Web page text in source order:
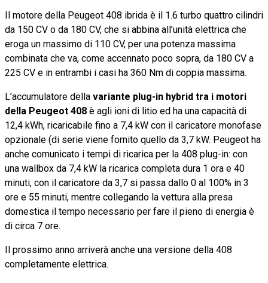
Il motore della Peugeot 408 ibrida è il 1.6 turbo quattro cilindri
da 150 CV o da 180 CV, che si abbina all’unità elettrica che
eroga un massimo di 110 CV, per una potenza massima
combinata che va, come accennato poco sopra, da 180 CV a
225 CV e in entrambi i casi ha 360 Nm di coppia massima.
L’accumulatore della variante plug-in hybrid tra i motori
della Peugeot 408 è agli ioni di litio ed ha una capacità di
12,4 kWh, ricaricabile fino a 7,4 kW con il caricatore monofase
opzionale (di serie viene fornito quello da 3,7 kW. Peugeot ha
anche comunicato i tempi di ricarica per la 408 plug-in: con
una wallbox da 7,4 kW la ricarica completa dura 1 ora e 40
minuti, con il caricatore da 3,7 si passa dallo 0 al 100% in 3
ore e 55 minuti, mentre collegando la vettura alla presa
domestica il tempo necessario per fare il pieno di energia è
di circa 7 ore.
Il prossimo anno arriverà anche una versione della 408
completamente elettrica.